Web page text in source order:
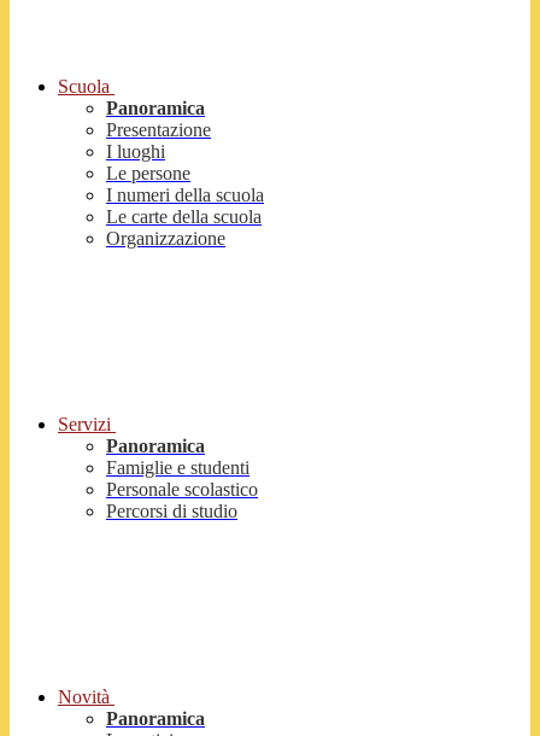
Scuola
Panoramica
Presentazione
I luoghi
Le persone
I numeri della scuola
Le carte della scuola
Organizzazione
Servizi
Panoramica
Famiglie e studenti
Personale scolastico
Percorsi di studio
Novità
Panoramica